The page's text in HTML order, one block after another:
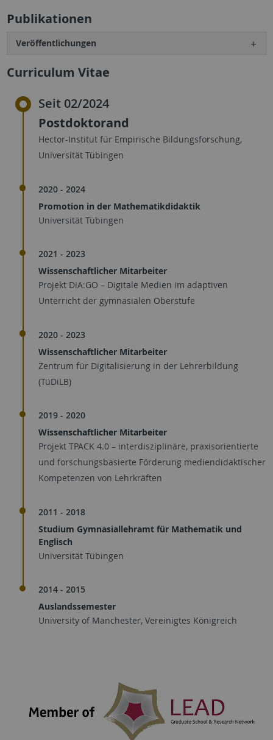
Publikationen
Veröffentlichungen
Curriculum Vitae
Seit 02/2024
Postdoktorand
Hector-Institut für Empirische Bildungsforschung,
Universität Tübingen
2020 - 2024
Promotion in der Mathematikdidaktik
Universität Tübingen
2021 - 2023
Wissenschaftlicher Mitarbeiter
Projekt DiA:GO – Digitale Medien im adaptiven
Unterricht der gymnasialen Oberstufe
2020 - 2023
Wissenschaftlicher Mitarbeiter
Zentrum für Digitalisierung in der Lehrerbildung
(TüDiLB)
2019 - 2020
Wissenschaftlicher Mitarbeiter
Projekt TPACK 4.0 – interdisziplinäre, praxisorientierte
und forschungsbasierte Förderung mediendidaktischer
Kompetenzen von Lehrkräften
2011 - 2018
Studium Gymnasiallehramt für Mathematik und
Englisch
Universität Tübingen
2014 - 2015
Auslandssemester
University of Manchester, Vereinigtes Königreich